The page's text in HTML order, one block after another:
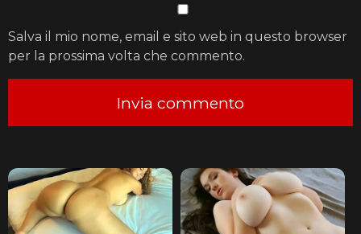
Salva il mio nome, email e sito web in questo browser
per la prossima volta che commento.